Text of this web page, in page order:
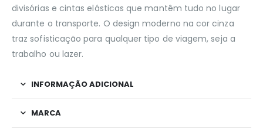
divisórias e cintas elásticas que mantêm tudo no lugar
durante o transporte. O design moderno na cor cinza
traz sofisticação para qualquer tipo de viagem, seja a
trabalho ou lazer.
INFORMAÇÃO ADICIONAL
MARCA